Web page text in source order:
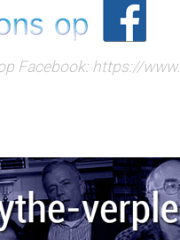
Facebook: https://